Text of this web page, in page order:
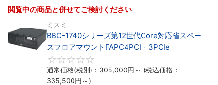
閲覧中の商品と併せてご検討ください
ミスミ
BBC-1740シリーズ第12世代Core対応省スペー
スフロアマウントFAPC4PCI・3PCIe
通常価格(税別)： 305,000円 ～ (税込価格：
335,500円 ～)